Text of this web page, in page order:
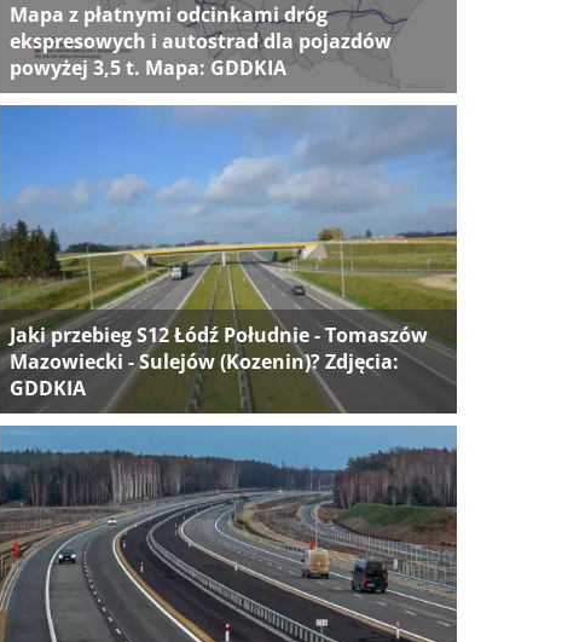
Mapa z płatnymi odcinkami dróg
ekspresowych i autostrad dla pojazdów
powyżej 3,5 t. Mapa: GDDKIA
Jaki przebieg S12 Łódź Południe - Tomaszów
Mazowiecki - Sulejów (Kozenin)? Zdjęcia:
GDDKIA